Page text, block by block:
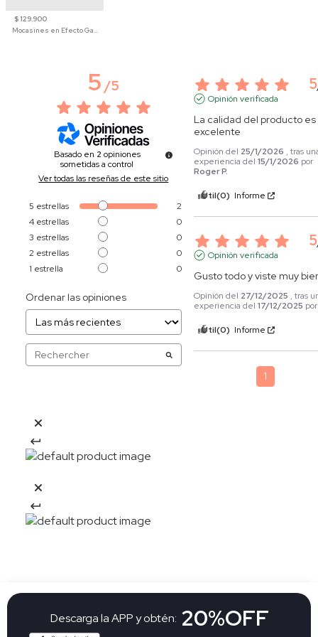
$ 129.900
Mocasines en Efecto Gamuzado Para Mujer
5/5
Basado en 2 opiniones
sometidas a control
Ver todas las reseñas de este sitio
5 estrellas
2
4 estrellas
0
3 estrellas
0
2 estrellas
0
1 estrella 0
Ordenar las opiniones
5
Opinión verificada
La calidad del producto es
excelente
Opinión del 25/1/2026 , tras
experiencia del15/1/2026 por
Roger P.
Útil(0) Informe
5
Opinión verificada
Gusto todo y viste muy
Opinión del 27/12/2025 , tras
experiencia del17/12/2025
Útil(0) Informe
1
Descarga la APP y obtén: 20%OFF